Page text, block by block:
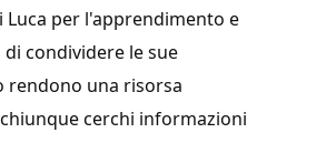
Luca per l'apprendimento e
condividere le sue
rendono una risorsa
cerchi informazioni